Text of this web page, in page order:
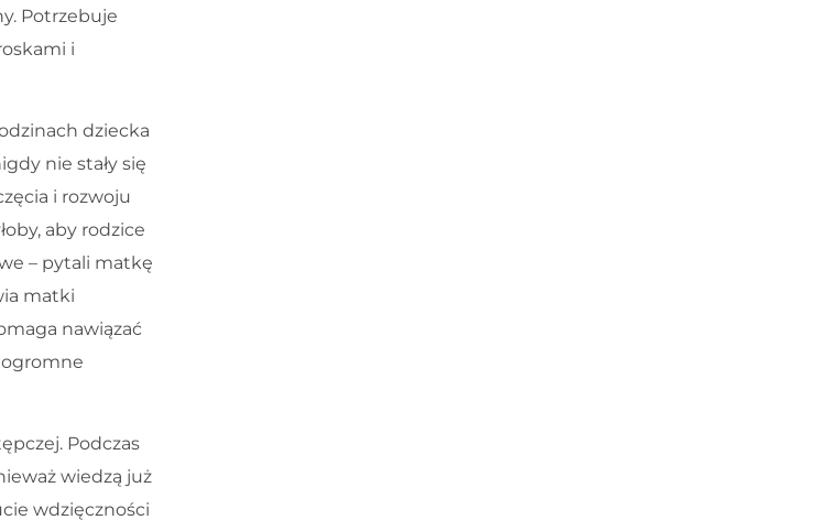
Potrzebuje
i
dziecka
nie stały się
i rozwoju
aby rodzice
– pytali matkę
matki
nawiązać
Podczas
wiedzą już
wdzięczności